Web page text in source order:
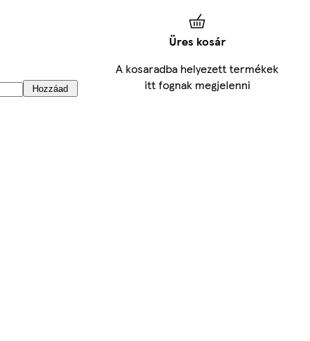
Hozzáad
Üres kosár
A kosaradba helyezett termékek
itt fognak megjelenni